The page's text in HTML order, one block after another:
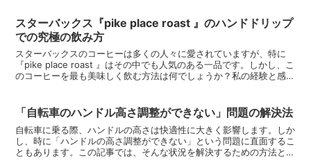
スターバックス『pike place roast 』のハンドドリップ
での究極の飲み方
スターバックスのコーヒーは多くの人々に愛されていますが、特に
『pike place roast 』はその中でも人気のある一品です。しかし、こ
のコーヒーを最も美味しく飲む方法は何でしょうか？私の経験と感想
「自転車のハンドル高さ調整ができない」問題の解決法
自転車に乗る際、ハンドルの高さは快適性に大きく影響します。しか
し、時に「ハンドルの高さ調整ができない」という問題に直面するこ
ともあります。この記事では、そんな状況を解決するための方法と私